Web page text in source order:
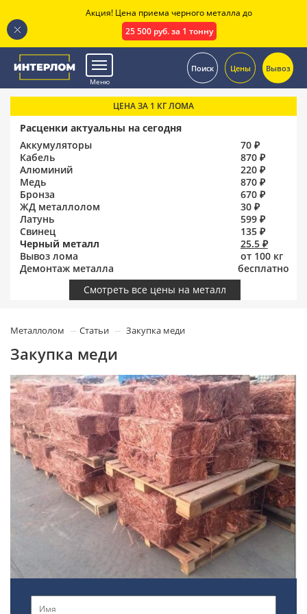
Меню
Поиск Цены Вывоз
ЦЕНА ЗА 1 КГ ЛОМА
Расценки актуальны на сегодня
Аккумуляторы
70 ₽
Кабель
870 ₽
Алюминий
220 ₽
Медь
870 ₽
Бронза
670 ₽
ЖД металлолом
30 ₽
Латунь
599 ₽
Свинец
135 ₽
Черный металл
25.5 ₽
Вывоз лома
от 100 кг
Демонтаж металла
бесплатно
Смотреть все цены на металл
Металлолом Статьи Закупка меди
Закупка меди
Акция! Цена приема черного металла до
25 500 руб. за 1 тонну
.